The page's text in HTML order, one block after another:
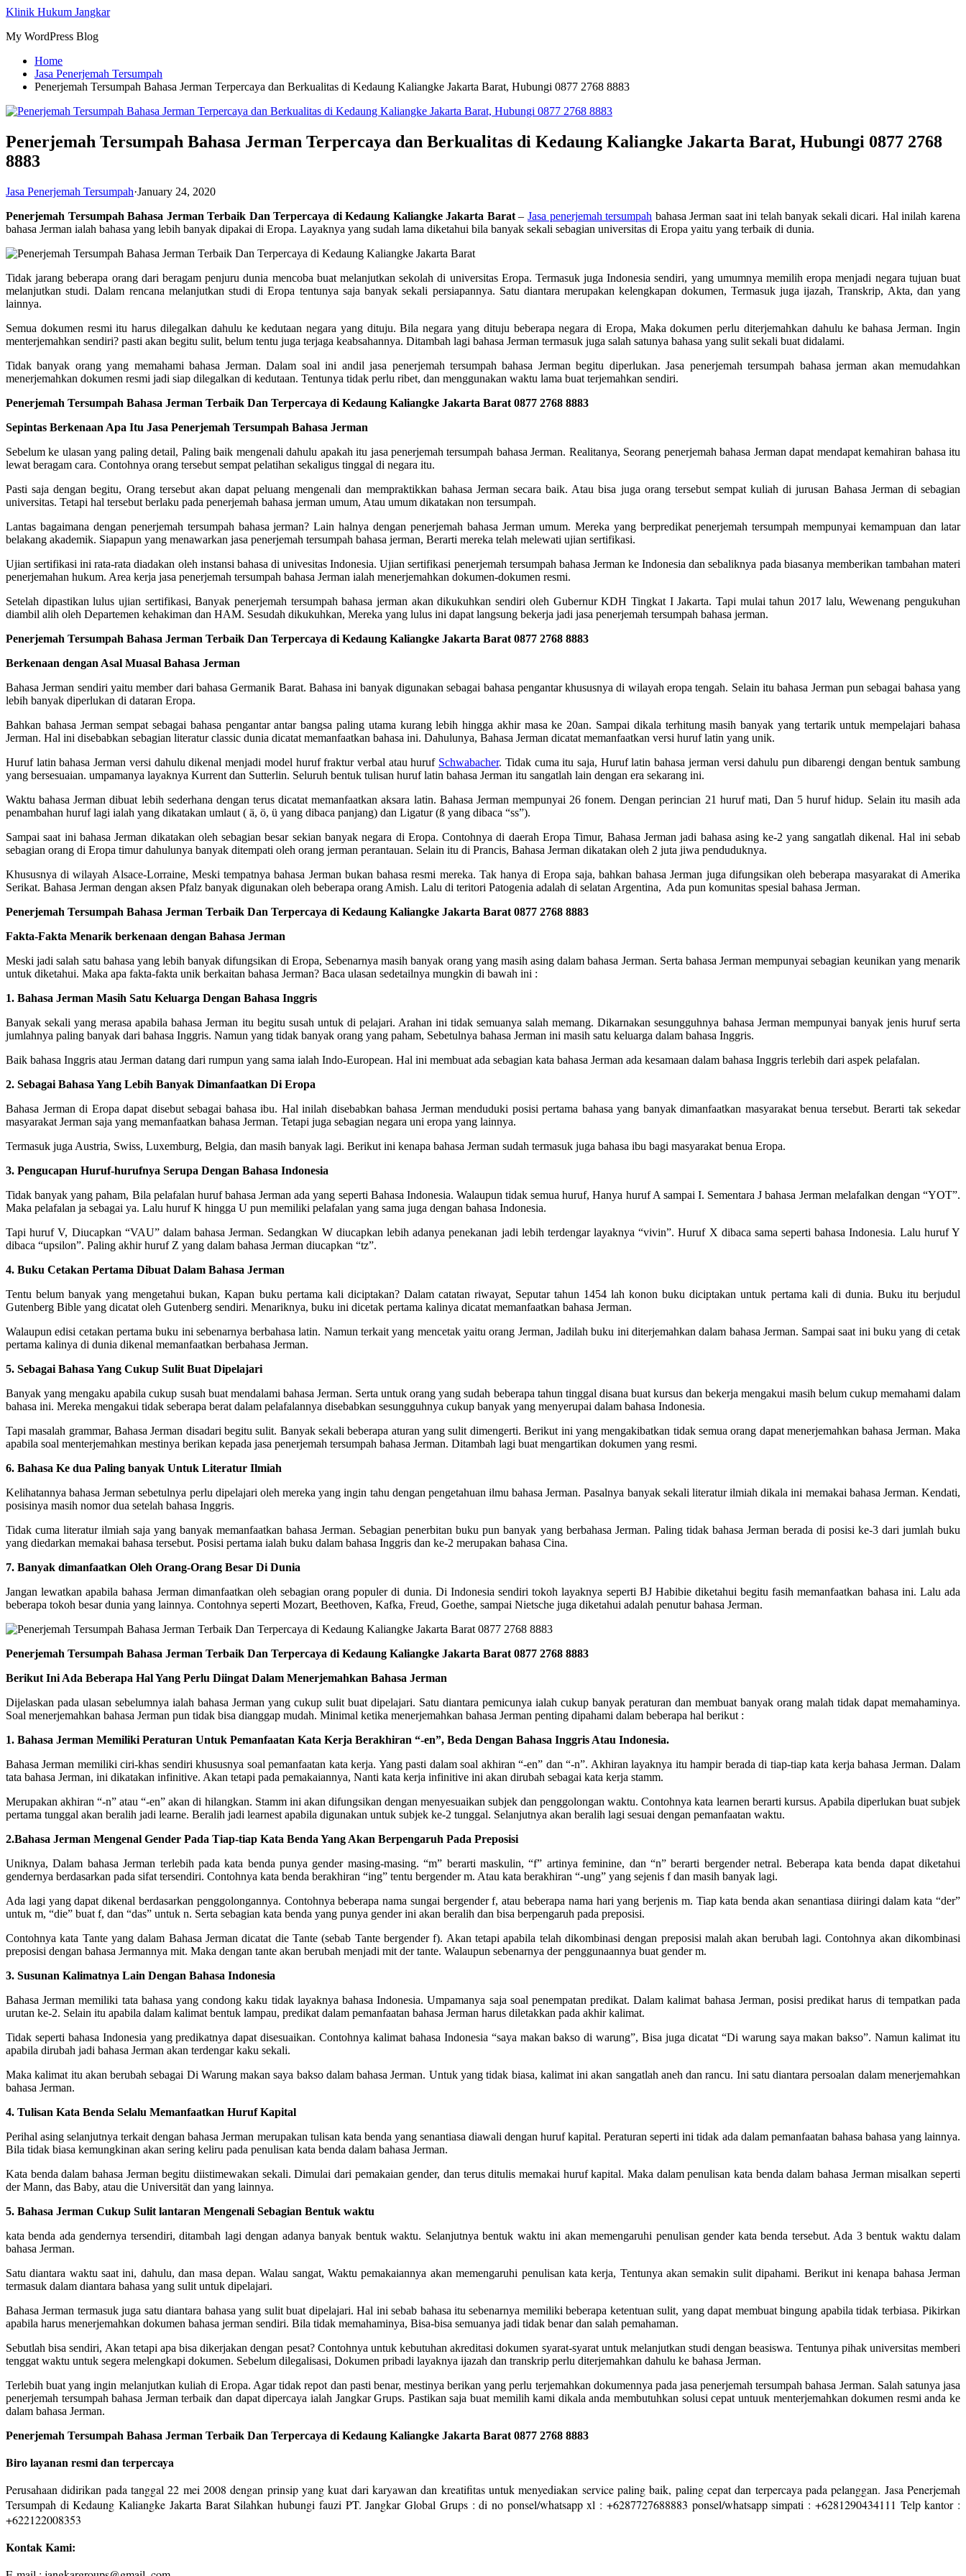
Skip
content
Klinik Hukum Jangkar
My WordPress Blog
Home
Jasa Penerjemah Tersumpah
Penerjemah Tersumpah Bahasa Jerman Terpercaya dan Berkualitas di Kedaung Kaliangke Jakarta Barat, Hubungi 0877 2768 8883
Penerjemah Tersumpah Bahasa Jerman Terpercaya dan Berkualitas di Kedaung Kaliangke Jakarta Barat, Hubungi 0877 2768
8883
Jasa Penerjemah Tersumpah·January 24, 2020
Penerjemah Tersumpah Bahasa Jerman Terbaik Dan Terpercaya di Kedaung Kaliangke Jakarta Barat–Jasa penerjemah tersumpah bahasa Jerman saat ini telah banyak sekali dicari. Hal inilah karena
bahasa Jerman ialah bahasa yang lebih banyak dipakai di Eropa. Layaknya yang sudah lama diketahui bila banyak sekali sebagian universitas di Eropa yaitu yang terbaik di dunia.
Tidak jarang beberapa orang dari beragam penjuru dunia mencoba buat melanjutkan sekolah di universitas Eropa. Termasuk juga Indonesia sendiri, yang umumnya memilih eropa menjadi negara tujuan buat
melanjutkan studi. Dalam rencana melanjutkan studi di Eropa tentunya saja banyak sekali persiapannya. Satu diantara merupakan kelengkapan dokumen, Termasuk juga ijazah, Transkrip, Akta, dan yang
lainnya.
Semua dokumen resmi itu harus dilegalkan dahulu ke kedutaan negara yang dituju. Bila negara yang dituju beberapa negara di Eropa, Maka dokumen perlu diterjemahkan dahulu ke bahasa Jerman. Ingin
menterjemahkan sendiri? pasti akan begitu sulit, belum tentu juga terjaga keabsahannya. Ditambah lagi bahasa Jerman termasuk juga salah satunya bahasa yang sulit sekali buat didalami.
Tidak banyak orang yang memahami bahasa Jerman. Dalam soal ini andil jasa penerjemah tersumpah bahasa Jerman begitu diperlukan. Jasa penerjemah tersumpah bahasa jerman akan memudahkan
menerjemahkan dokumen resmi jadi siap dilegalkan di kedutaan. Tentunya tidak perlu ribet, dan menggunakan waktu lama buat terjemahkan sendiri.
Penerjemah Tersumpah Bahasa Jerman Terbaik Dan Terpercaya di Kedaung Kaliangke Jakarta Barat 0877 2768 8883
Sepintas Berkenaan Apa Itu Jasa Penerjemah Tersumpah Bahasa Jerman
Sebelum ke ulasan yang paling detail, Paling baik mengenali dahulu apakah itu jasa penerjemah tersumpah bahasa Jerman. Realitanya, Seorang penerjemah bahasa Jerman dapat mendapat kemahiran bahasa itu
lewat beragam cara. Contohnya orang tersebut sempat pelatihan sekaligus tinggal di negara itu.
Pasti saja dengan begitu, Orang tersebut akan dapat peluang mengenali dan mempraktikkan bahasa Jerman secara baik. Atau bisa juga orang tersebut sempat kuliah di jurusan Bahasa Jerman di sebagian
universitas. Tetapi hal tersebut berlaku pada penerjemah bahasa jerman umum, Atau umum dikatakan non tersumpah.
Lantas bagaimana dengan penerjemah tersumpah bahasa jerman? Lain halnya dengan penerjemah bahasa Jerman umum. Mereka yang berpredikat penerjemah tersumpah mempunyai kemampuan dan latar
belakang akademik. Siapapun yang menawarkan jasa penerjemah tersumpah bahasa jerman, Berarti mereka telah melewati ujian sertifikasi.
Ujian sertifikasi ini rata-rata diadakan oleh instansi bahasa di univesitas Indonesia. Ujian sertifikasi penerjemah tersumpah bahasa Jerman ke Indonesia dan sebaliknya pada biasanya memberikan tambahan materi
penerjemahan hukum. Area kerja jasa penerjemah tersumpah bahasa Jerman ialah menerjemahkan dokumen-dokumen resmi.
Setelah dipastikan lulus ujian sertifikasi, Banyak penerjemah tersumpah bahasa jerman akan dikukuhkan sendiri oleh Gubernur KDH Tingkat I Jakarta. Tapi mulai tahun 2017 lalu, Wewenang pengukuhan
diambil alih oleh Departemen kehakiman dan HAM. Sesudah dikukuhkan, Mereka yang lulus ini dapat langsung bekerja jadi jasa penerjemah tersumpah bahasa jerman.
Penerjemah Tersumpah Bahasa Jerman Terbaik Dan Terpercaya di Kedaung Kaliangke Jakarta Barat 0877 2768 8883
Berkenaan dengan Asal Muasal Bahasa Jerman
Bahasa Jerman sendiri yaitu member dari bahasa Germanik Barat. Bahasa ini banyak digunakan sebagai bahasa pengantar khususnya di wilayah eropa tengah. Selain itu bahasa Jerman pun sebagai bahasa yang
lebih banyak diperlukan di dataran Eropa.
Bahkan bahasa Jerman sempat sebagai bahasa pengantar antar bangsa paling utama kurang lebih hingga akhir masa ke 20an. Sampai dikala terhitung masih banyak yang tertarik untuk mempelajari bahasa
Jerman. Hal ini disebabkan sebagian literatur classic dunia dicatat memanfaatkan bahasa ini. Dahulunya, Bahasa Jerman dicatat memanfaatkan versi huruf latin yang unik.
Huruf latin bahasa Jerman versi dahulu dikenal menjadi model huruf fraktur verbal atau huruf Schwabacher. Tidak cuma itu saja, Huruf latin bahasa jerman versi dahulu pun dibarengi dengan bentuk sambung
yang bersesuaian. umpamanya layaknya Kurrent dan Sutterlin. Seluruh bentuk tulisan huruf latin bahasa Jerman itu sangatlah lain dengan era sekarang ini.
Waktu bahasa Jerman dibuat lebih sederhana dengan terus dicatat memanfaatkan aksara latin. Bahasa Jerman mempunyai 26 fonem. Dengan perincian 21 huruf mati, Dan 5 huruf hidup. Selain itu masih ada
penambahan huruf lagi ialah yang dikatakan umlaut ( ä, ö, ü yang dibaca panjang) dan Ligatur (ß yang dibaca “ss”).
Sampai saat ini bahasa Jerman dikatakan oleh sebagian besar sekian banyak negara di Eropa. Contohnya di daerah Eropa Timur, Bahasa Jerman jadi bahasa asing ke-2 yang sangatlah dikenal. Hal ini sebab
sebagian orang di Eropa timur dahulunya banyak ditempati oleh orang jerman perantauan. Selain itu di Prancis, Bahasa Jerman dikatakan oleh 2 juta jiwa penduduknya.
Khususnya di wilayah Alsace-Lorraine, Meski tempatnya bahasa Jerman bukan bahasa resmi mereka. Tak hanya di Eropa saja, bahkan bahasa Jerman juga difungsikan oleh beberapa masyarakat di Amerika
Serikat. Bahasa Jerman dengan aksen Pfalz banyak digunakan oleh beberapa orang Amish. Lalu di teritori Patogenia adalah di selatan Argentina, Ada pun komunitas spesial bahasa Jerman.
Penerjemah Tersumpah Bahasa Jerman Terbaik Dan Terpercaya di Kedaung Kaliangke Jakarta Barat 0877 2768 8883
Fakta-Fakta Menarik berkenaan dengan Bahasa Jerman
Meski jadi salah satu bahasa yang lebih banyak difungsikan di Eropa, Sebenarnya masih banyak orang yang masih asing dalam bahasa Jerman. Serta bahasa Jerman mempunyai sebagian keunikan yang menarik
untuk diketahui. Maka apa fakta-fakta unik berkaitan bahasa Jerman? Baca ulasan sedetailnya mungkin di bawah ini :
1. Bahasa Jerman Masih Satu Keluarga Dengan Bahasa Inggris
Banyak sekali yang merasa apabila bahasa Jerman itu begitu susah untuk di pelajari. Arahan ini tidak semuanya salah memang. Dikarnakan sesungguhnya bahasa Jerman mempunyai banyak jenis huruf serta
jumlahnya paling banyak dari bahasa Inggris. Namun yang tidak banyak orang yang paham, Sebetulnya bahasa Jerman ini masih satu keluarga dalam bahasa Inggris.
Baik bahasa Inggris atau Jerman datang dari rumpun yang sama ialah Indo-European. Hal ini membuat ada sebagian kata bahasa Jerman ada kesamaan dalam bahasa Inggris terlebih dari aspek pelafalan.
2. Sebagai Bahasa Yang Lebih Banyak Dimanfaatkan Di Eropa
Bahasa Jerman di Eropa dapat disebut sebagai bahasa ibu. Hal inilah disebabkan bahasa Jerman menduduki posisi pertama bahasa yang banyak dimanfaatkan masyarakat benua tersebut. Berarti tak sekedar
masyarakat Jerman saja yang memanfaatkan bahasa Jerman. Tetapi juga sebagian negara uni eropa yang lainnya.
Termasuk juga Austria, Swiss, Luxemburg, Belgia, dan masih banyak lagi. Berikut ini kenapa bahasa Jerman sudah termasuk juga bahasa ibu bagi masyarakat benua Eropa.
3. Pengucapan Huruf-hurufnya Serupa Dengan Bahasa Indonesia
Tidak banyak yang paham, Bila pelafalan huruf bahasa Jerman ada yang seperti Bahasa Indonesia. Walaupun tidak semua huruf, Hanya huruf A sampai I. Sementara J bahasa Jerman melafalkan dengan “YOT”.
Maka pelafalan ja sebagai ya. Lalu huruf K hingga U pun memiliki pelafalan yang sama juga dengan bahasa Indonesia.
Tapi huruf V, Diucapkan “VAU” dalam bahasa Jerman. Sedangkan W diucapkan lebih adanya penekanan jadi lebih terdengar layaknya “vivin”. Huruf X dibaca sama seperti bahasa Indonesia. Lalu huruf Y
dibaca “upsilon”. Paling akhir huruf Z yang dalam bahasa Jerman diucapkan “tz”.
4. Buku Cetakan Pertama Dibuat Dalam Bahasa Jerman
Tentu belum banyak yang mengetahui bukan, Kapan buku pertama kali diciptakan? Dalam catatan riwayat, Seputar tahun 1454 lah konon buku diciptakan untuk pertama kali di dunia. Buku itu berjudul
Gutenberg Bible yang dicatat oleh Gutenberg sendiri. Menariknya, buku ini dicetak pertama kalinya dicatat memanfaatkan bahasa Jerman.
Walaupun edisi cetakan pertama buku ini sebenarnya berbahasa latin. Namun terkait yang mencetak yaitu orang Jerman, Jadilah buku ini diterjemahkan dalam bahasa Jerman. Sampai saat ini buku yang di cetak
pertama kalinya di dunia dikenal memanfaatkan berbahasa Jerman.
5. Sebagai Bahasa Yang Cukup Sulit Buat Dipelajari
Banyak yang mengaku apabila cukup susah buat mendalami bahasa Jerman. Serta untuk orang yang sudah beberapa tahun tinggal disana buat kursus dan bekerja mengakui masih belum cukup memahami dalam
bahasa ini. Mereka mengakui tidak seberapa berat dalam pelafalannya disebabkan sesungguhnya cukup banyak yang menyerupai dalam bahasa Indonesia.
Tapi masalah grammar, Bahasa Jerman disadari begitu sulit. Banyak sekali beberapa aturan yang sulit dimengerti. Berikut ini yang mengakibatkan tidak semua orang dapat menerjemahkan bahasa Jerman. Maka
apabila soal menterjemahkan mestinya berikan kepada jasa penerjemah tersumpah bahasa Jerman. Ditambah lagi buat mengartikan dokumen yang resmi.
6. Bahasa Ke dua Paling banyak Untuk Literatur Ilmiah
Kelihatannya bahasa Jerman sebetulnya perlu dipelajari oleh mereka yang ingin tahu dengan pengetahuan ilmu bahasa Jerman. Pasalnya banyak sekali literatur ilmiah dikala ini memakai bahasa Jerman. Kendati,
posisinya masih nomor dua setelah bahasa Inggris.
Tidak cuma literatur ilmiah saja yang banyak memanfaatkan bahasa Jerman. Sebagian penerbitan buku pun banyak yang berbahasa Jerman. Paling tidak bahasa Jerman berada di posisi ke-3 dari jumlah buku
yang diedarkan memakai bahasa tersebut. Posisi pertama ialah buku dalam bahasa Inggris dan ke-2 merupakan bahasa Cina.
7. Banyak dimanfaatkan Oleh Orang-Orang Besar Di Dunia
Jangan lewatkan apabila bahasa Jerman dimanfaatkan oleh sebagian orang populer di dunia. Di Indonesia sendiri tokoh layaknya seperti BJ Habibie diketahui begitu fasih memanfaatkan bahasa ini. Lalu ada
beberapa tokoh besar dunia yang lainnya. Contohnya seperti Mozart, Beethoven, Kafka, Freud, Goethe, sampai Nietsche juga diketahui adalah penutur bahasa Jerman.
Penerjemah Tersumpah Bahasa Jerman Terbaik Dan Terpercaya di Kedaung Kaliangke Jakarta Barat 0877 2768 8883
Berikut Ini Ada Beberapa Hal Yang Perlu Diingat Dalam Menerjemahkan Bahasa Jerman
Dijelaskan pada ulasan sebelumnya ialah bahasa Jerman yang cukup sulit buat dipelajari. Satu diantara pemicunya ialah cukup banyak peraturan dan membuat banyak orang malah tidak dapat memahaminya.
Soal menerjemahkan bahasa Jerman pun tidak bisa dianggap mudah. Minimal ketika menerjemahkan bahasa Jerman penting dipahami dalam beberapa hal berikut :
1. Bahasa Jerman Memiliki Peraturan Untuk Pemanfaatan Kata Kerja Berakhiran “-en”, Beda Dengan Bahasa Inggris Atau Indonesia.
Bahasa Jerman memiliki ciri-khas sendiri khususnya soal pemanfaatan kata kerja. Yang pasti dalam soal akhiran “-en” dan “-n”. Akhiran layaknya itu hampir berada di tiap-tiap kata kerja bahasa Jerman. Dalam
tata bahasa Jerman, ini dikatakan infinitive. Akan tetapi pada pemakaiannya, Nanti kata kerja infinitive ini akan dirubah sebagai kata kerja stamm.
Merupakan akhiran “-n” atau “-en” akan di hilangkan. Stamm ini akan difungsikan dengan menyesuaikan subjek dan penggolongan waktu. Contohnya kata learnen berarti kursus. Apabila diperlukan buat subjek
pertama tunggal akan beralih jadi learne. Beralih jadi learnest apabila digunakan untuk subjek ke-2 tunggal. Selanjutnya akan beralih lagi sesuai dengan pemanfaatan waktu.
2.Bahasa Jerman Mengenal Gender Pada Tiap-tiap Kata Benda Yang Akan Berpengaruh Pada Preposisi
Uniknya, Dalam bahasa Jerman terlebih pada kata benda punya gender masing-masing. “m” berarti maskulin, “f” artinya feminine, dan “n” berarti bergender netral. Beberapa kata benda dapat diketahui
gendernya berdasarkan pada sifat tersendiri. Contohnya kata benda berakhiran “ing” tentu bergender m. Atau kata berakhiran “-ung” yang sejenis f dan masih banyak lagi.
Ada lagi yang dapat dikenal berdasarkan penggolongannya. Contohnya beberapa nama sungai bergender f, atau beberapa nama hari yang berjenis m. Tiap kata benda akan senantiasa diiringi dalam kata “der”
untuk m, “die” buat f, dan “das” untuk n. Serta sebagian kata benda yang punya gender ini akan beralih dan bisa berpengaruh pada preposisi.
Contohnya kata Tante yang dalam Bahasa Jerman dicatat die Tante (sebab Tante bergender f). Akan tetapi apabila telah dikombinasi dengan preposisi malah akan berubah lagi. Contohnya akan dikombinasi
preposisi dengan bahasa Jermannya mit. Maka dengan tante akan berubah menjadi mit der tante. Walaupun sebenarnya der penggunaannya buat gender m.
3. Susunan Kalimatnya Lain Dengan Bahasa Indonesia
Bahasa Jerman memiliki tata bahasa yang condong kaku tidak layaknya bahasa Indonesia. Umpamanya saja soal penempatan predikat. Dalam kalimat bahasa Jerman, posisi predikat harus di tempatkan pada
urutan ke-2. Selain itu apabila dalam kalimat bentuk lampau, predikat dalam pemanfaatan bahasa Jerman harus diletakkan pada akhir kalimat.
Tidak seperti bahasa Indonesia yang predikatnya dapat disesuaikan. Contohnya kalimat bahasa Indonesia “saya makan bakso di warung”, Bisa juga dicatat “Di warung saya makan bakso”. Namun kalimat itu
apabila dirubah jadi bahasa Jerman akan terdengar kaku sekali.
Maka kalimat itu akan berubah sebagai Di Warung makan saya bakso dalam bahasa Jerman. Untuk yang tidak biasa, kalimat ini akan sangatlah aneh dan rancu. Ini satu diantara persoalan dalam menerjemahkan
bahasa Jerman.
4. Tulisan Kata Benda Selalu Memanfaatkan Huruf Kapital
Perihal asing selanjutnya terkait dengan bahasa Jerman merupakan tulisan kata benda yang senantiasa diawali dengan huruf kapital. Peraturan seperti ini tidak ada dalam pemanfaatan bahasa bahasa yang lainnya.
Bila tidak biasa kemungkinan akan sering keliru pada penulisan kata benda dalam bahasa Jerman.
Kata benda dalam bahasa Jerman begitu diistimewakan sekali. Dimulai dari pemakaian gender, dan terus ditulis memakai huruf kapital. Maka dalam penulisan kata benda dalam bahasa Jerman misalkan seperti
der Mann, das Baby, atau die Universität dan yang lainnya.
5. Bahasa Jerman Cukup Sulit lantaran Mengenali Sebagian Bentuk waktu
kata benda ada gendernya tersendiri, ditambah lagi dengan adanya banyak bentuk waktu. Selanjutnya bentuk waktu ini akan memengaruhi penulisan gender kata benda tersebut. Ada 3 bentuk waktu dalam
bahasa Jerman.
Satu diantara waktu saat ini, dahulu, dan masa depan. Walau sangat, Waktu pemakaiannya akan memengaruhi penulisan kata kerja, Tentunya akan semakin sulit dipahami. Berikut ini kenapa bahasa Jerman
termasuk dalam diantara bahasa yang sulit untuk dipelajari.
Bahasa Jerman termasuk juga satu diantara bahasa yang sulit buat dipelajari. Hal ini sebab bahasa itu sebenarnya memiliki beberapa ketentuan sulit, yang dapat membuat bingung apabila tidak terbiasa. Pikirkan
apabila harus menerjemahkan dokumen bahasa jerman sendiri. Bila tidak memahaminya, Bisa-bisa semuanya jadi tidak benar dan salah pemahaman.
Sebutlah bisa sendiri, Akan tetapi apa bisa dikerjakan dengan pesat? Contohnya untuk kebutuhan akreditasi dokumen syarat-syarat untuk melanjutkan studi dengan beasiswa. Tentunya pihak universitas memberi
tenggat waktu untuk segera melengkapi dokumen. Sebelum dilegalisasi, Dokumen pribadi layaknya ijazah dan transkrip perlu diterjemahkan dahulu ke bahasa Jerman.
Terlebih buat yang ingin melanjutkan kuliah di Eropa. Agar tidak repot dan pasti benar, mestinya berikan yang perlu terjemahkan dokumennya pada jasa penerjemah tersumpah bahasa Jerman. Salah satunya jasa
penerjemah tersumpah bahasa Jerman terbaik dan dapat dipercaya ialah Jangkar Grups. Pastikan saja buat memilih kami dikala anda membutuhkan solusi cepat untuuk menterjemahkan dokumen resmi anda ke
dalam bahasa Jerman.
Penerjemah Tersumpah Bahasa Jerman Terbaik Dan Terpercaya di Kedaung Kaliangke Jakarta Barat 0877 2768 8883
Biro layanan resmi dan terpercaya
Perusahaan didirikan pada tanggal 22 mei 2008 dengan prinsip yang kuat dari karyawan dan kreatifitas untuk menyediakan service paling baik, paling cepat dan terpercaya pada pelanggan. Jasa Penerjemah
Tersumpah di Kedaung Kaliangke Jakarta Barat Silahkan hubungi fauzi PT. Jangkar Global Grups : di no ponsel/whatsapp xl : +6287727688883 ponsel/whatsapp simpati : +6281290434111 Telp kantor :
+622122008353
Kontak Kami: